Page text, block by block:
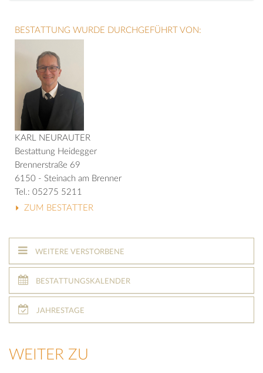
BESTATTUNG WURDE DURCHGEFÜHRT VON:
KARL NEURAUTER
Bestattung Heidegger
Brennerstraße 69
6150 - Steinach am Brenner
Tel.: 05275 5211
ZUM BESTATTER
WEITERE VERSTORBENE
BESTATTUNGSKALENDER
JAHRESTAGE
WEITER ZU